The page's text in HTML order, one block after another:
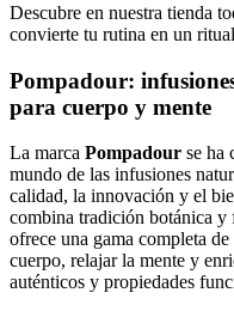
Descubre en nuestra tienda
convierte tu rutina en un
Pompadour:
para cuerpo y mente
La marca Pompadour se ha
mundo de las infusiones
calidad, la innovación y el
combina tradición botánica
ofrece una gama completa
cuerpo, relajar la mente y
auténticos y propiedades